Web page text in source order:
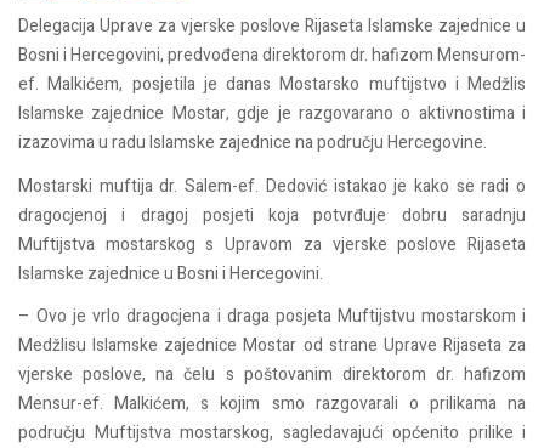
Delegacija Uprave za vjerske poslove Rijaseta Islamske zajednice u
Bosni i Hercegovini, predvođena direktorom dr. hafizom Mensurom-
ef. Malkićem, posjetila je danas Mostarsko muftijstvo i Medžlis
Islamske zajednice Mostar, gdje je razgovarano o aktivnostima i
izazovima u radu Islamske zajednice na području Hercegovine.
Mostarski muftija dr. Salem-ef. Dedović istakao je kako se radi o
dragocjenoj i dragoj posjeti koja potvrđuje dobru saradnju
Muftijstva mostarskog s Upravom za vjerske poslove Rijaseta
Islamske zajednice u Bosni i Hercegovini.
– Ovo je vrlo dragocjena i draga posjeta Muftijstvu mostarskom i
Medžlisu Islamske zajednice Mostar od strane Uprave Rijaseta za
vjerske poslove, na čelu s poštovanim direktorom dr. hafizom
Mensur-ef. Malkićem, s kojim smo razgovarali o prilikama na
području Muftijstva mostarskog, sagledavajući općenito prilike i